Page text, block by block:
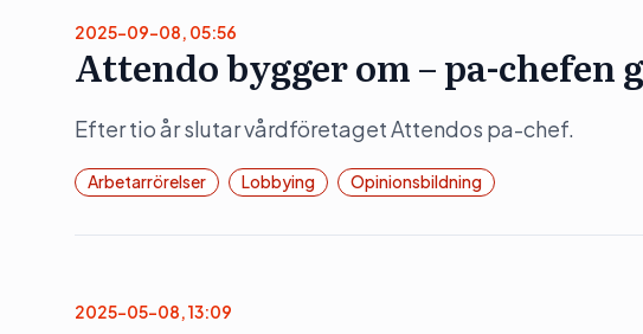
2025-09-08, 05:56
Attendo bygger om – pa-chefen
Efter tio år slutar vårdföretaget Attendos pa-chef.
Arbetarrörelser Lobbying Opinionsbildning
2025-05-08, 13:09